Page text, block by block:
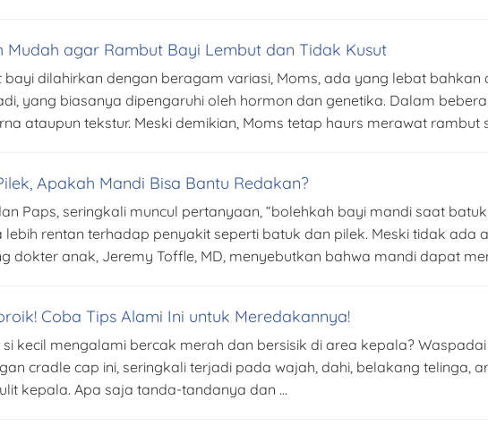
Mudah agar Rambut Bayi Lembut dan Tidak Kusut
bayi dilahirkan dengan beragam variasi, Moms, ada yang lebat
yang biasanya dipengaruhi oleh hormon dan genetika. Dalam
ataupun tekstur. Meski demikian, Moms tetap haurs merawat rambut
Apakah Mandi Bisa Bantu Redakan?
Paps, seringkali muncul pertanyaan, “bolehkah bayi mandi saat
rentan terhadap penyakit seperti batuk dan pilek. Meski tidak
dokter anak, Jeremy Toffle, MD, menyebutkan bahwa mandi dapat
Coba Tips Alami Ini untuk Meredakannya!
si kecil mengalami bercak merah dan bersisik di area kepala?
cradle cap ini, seringkali terjadi pada wajah, dahi, belakang telinga,
kepala. Apa saja tanda-tandanya dan …